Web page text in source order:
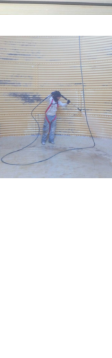
CUBIERTA
NAVE